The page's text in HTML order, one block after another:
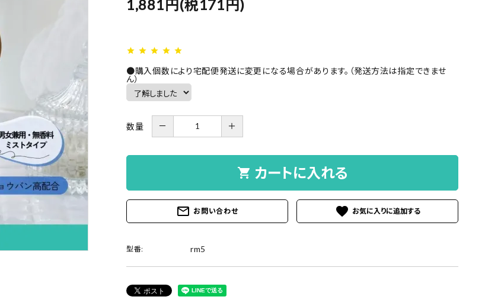
1,881円(税171円)
star star star star star
●購入個数により宅配便発送に変更になる場合があります。（発送方法は指定できませ
ん）
数量 － ＋
shopping_cart カートに入れる
mail_outline お問い合わせ favorite
型番: rm5